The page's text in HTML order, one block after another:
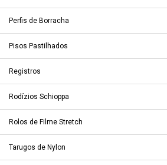
Perfis de Borracha
Pisos Pastilhados
Registros
Rodízios Schioppa
Rolos de Filme Stretch
Tarugos de Nylon